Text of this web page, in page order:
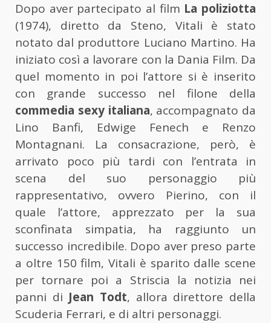
Dopo aver partecipato al film La poliziotta
(1974), diretto da Steno, Vitali è stato
notato dal produttore Luciano Martino. Ha
iniziato così a lavorare con la Dania Film. Da
quel momento in poi l’attore si è inserito
con grande successo nel filone della
commedia sexy italiana, accompagnato da
Lino Banfi, Edwige Fenech e Renzo
Montagnani. La consacrazione, però, è
arrivato poco più tardi con l’entrata in
scena del suo personaggio più
rappresentativo, ovvero Pierino, con il
quale l’attore, apprezzato per la sua
sconfinata simpatia, ha raggiunto un
successo incredibile. Dopo aver preso parte
a oltre 150 film, Vitali è sparito dalle scene
per tornare poi a Striscia la notizia nei
panni di Jean Todt, allora direttore della
Scuderia Ferrari, e di altri personaggi.